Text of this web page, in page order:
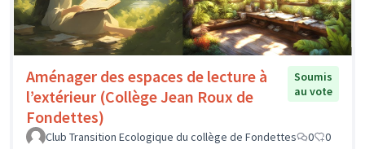
Aménager des espaces de lecture à
l’extérieur (Collège Jean Roux de
Fondettes)
Soumis
au vote
Club Transition Ecologique du collège de Fondettes 0 0